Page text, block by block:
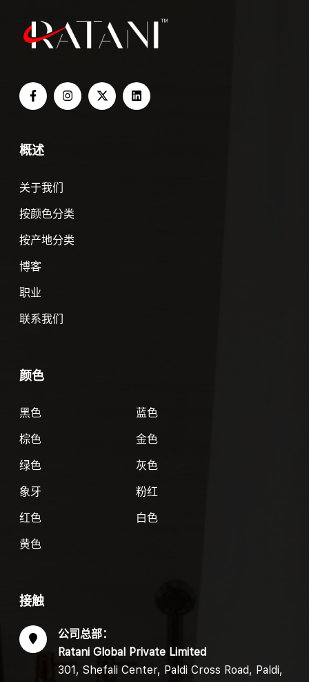
概述
关于我们
按颜色分类
按产地分类
博客
职业
联系我们
颜色
黑色
蓝色
棕色
金色
绿色
灰色
象牙
粉红
红色
白色
黄色
接触
公司总部：
Ratani Global Private Limited
301, Shefali Center, Paldi Cross Road, Paldi,